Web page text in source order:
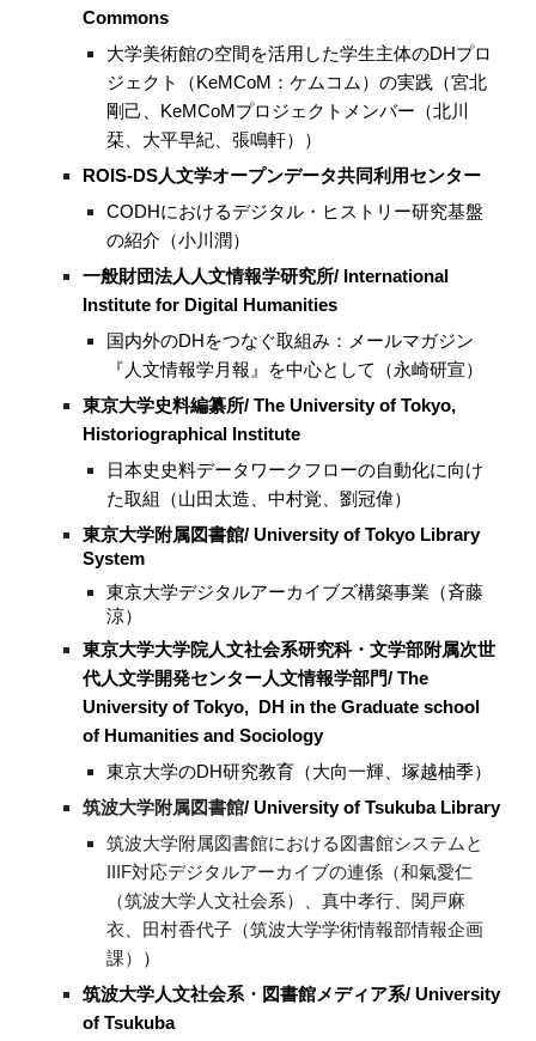
Commons
大学美術館の空間を活用した学生主体のDHプロ
ジェクト（KeMCoM：ケムコム）の実践（宮北
剛己、KeMCoMプロジェクトメンバー（北川
栞、大平早紀、張鳴軒））
ROIS-DS人文学オープンデータ共同利用センター
CODHにおけるデジタル・ヒストリー研究基盤
の紹介（小川潤）
一般財団法人人文情報学研究所/ International
Institute for Digital Humanities
国内外のDHをつなぐ取組み：メールマガジン
『人文情報学月報』を中心として
（永崎研宣）
東京大学史料編纂所/ The University of Tokyo,
Historiographical Institute
日本史史料データワークフローの自動化に向け
た取組（山田太造、中村覚、劉冠偉）
東京大学附属図書館/ University of Tokyo Library
System
東京大学デジタルアーカイブズ構築事業（斉藤
涼）
東京大学大学院人文社会系研究科・文学部附属次世
代人文学開発センター人文情報学部門/ The
University of Tokyo, DH in the Graduate school
of Humanities and Sociology
東京大学のDH研究教育（大向一輝、塚越柚季）
筑波大学附属図書館/ University of Tsukuba Library
筑波大学附属図書館における図書館システムと
IIIF対応デジタルアーカイブの連係（和氣愛仁
（筑波大学人文社会系）、真中孝行、関戸麻
衣、田村香代子（筑波大学学術情報部情報企画
課） ）
筑波大学人文社会系・図書館メディア系/ University
of Tsukuba